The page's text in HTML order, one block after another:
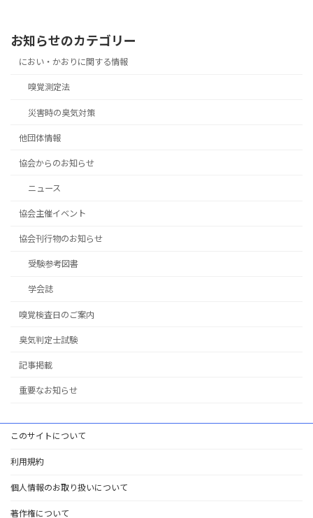
お知らせのカテゴリー
におい・かおりに関する情報
嗅覚測定法
災害時の臭気対策
他団体情報
協会からのお知らせ
ニュース
協会主催イベント
協会刊行物のお知らせ
受験参考図書
学会誌
嗅覚検査日のご案内
臭気判定士試験
記事掲載
重要なお知らせ
このサイトについて
利用規約
個人情報のお取り扱いについて
著作権について